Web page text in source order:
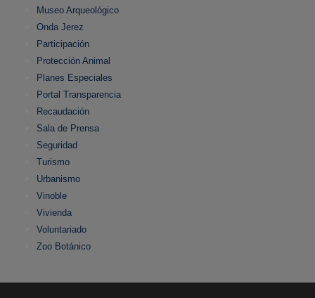
Museo Arqueológico
Onda Jerez
Participación
Protección Animal
Planes Especiales
Portal Transparencia
Recaudación
Sala de Prensa
Seguridad
Turismo
Urbanismo
Vinoble
Vivienda
Voluntariado
Zoo Botánico